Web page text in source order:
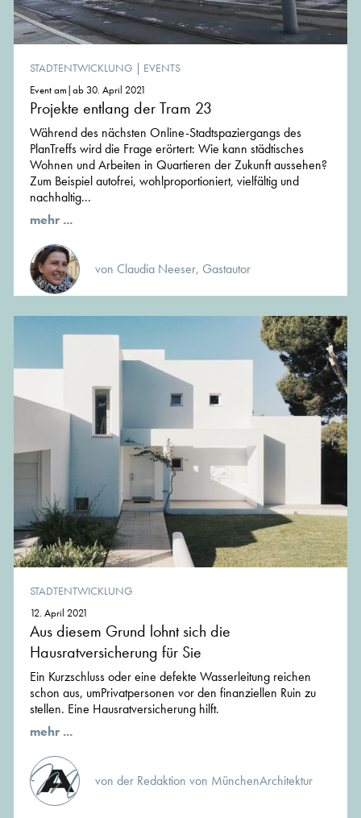
STADTENTWICKLUNG | EVENTS
Event am|ab 30. April 2021
Projekte entlang der Tram 23
Während des nächsten Online-Stadtspaziergangs des
PlanTreffs wird die Frage erörtert: Wie kann städtisches
Wohnen und Arbeiten in Quartieren der Zukunft aussehen?
Zum Beispiel autofrei, wohlproportioniert, vielfältig und
nachhaltig...
mehr ...
von Claudia Neeser, Gastautor
STADTENTWICKLUNG
12. April 2021
Aus diesem Grund lohnt sich die
Hausratversicherung für Sie
Ein Kurzschluss oder eine defekte Wasserleitung reichen
schon aus, umPrivatpersonen vor den finanziellen Ruin zu
stellen. Eine Hausratversicherung hilft.
mehr ...
von der Redaktion von MünchenArchitektur